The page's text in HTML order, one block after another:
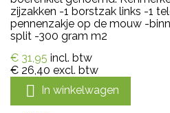
zijzakken -1 borstzak links -1
pennenzakje op de mouw -
split -300 gram m2
€ 31,95 incl. btw
€ 26,40 excl. btw
 In winkelwagen